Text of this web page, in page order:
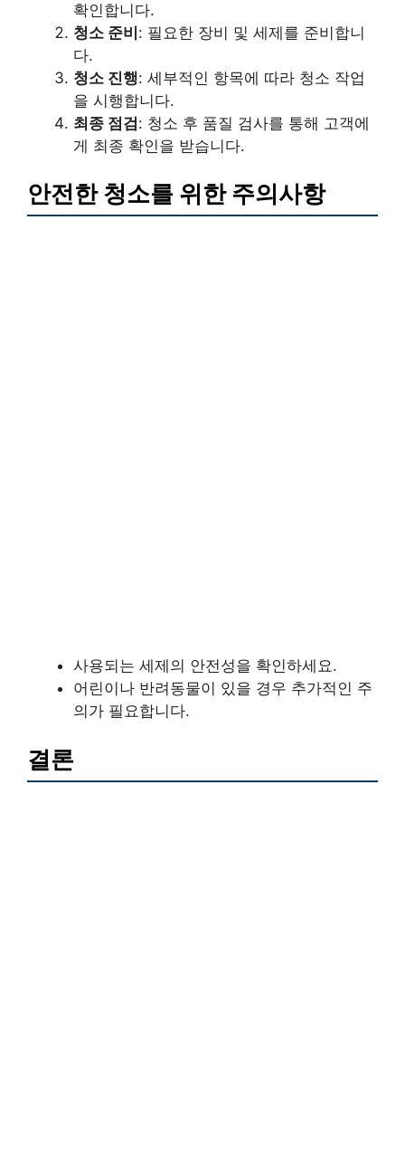
확인합니다.
청소 준비: 필요한 장비 및 세제를 준비합니
다.
청소 진행: 세부적인 항목에 따라 청소 작업
을 시행합니다.
최종 점검: 청소 후 품질 검사를 통해 고객에
게 최종 확인을 받습니다.
안전한 청소를 위한 주의사항
사용되는 세제의 안전성을 확인하세요.
어린이나 반려동물이 있을 경우 추가적인 주
의가 필요합니다.
결론